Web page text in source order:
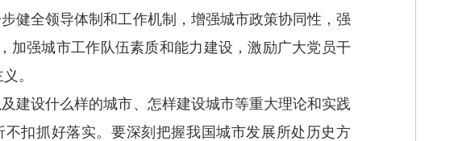
健全领导体制和工作机制，增强城市政策协同性，强
加强城市工作队伍素质和能力建设，激励广大党员干
。
建设什么样的城市、怎样建设城市等重大理论和实践
扣抓好落实。要深刻把握我国城市发展所处历史方